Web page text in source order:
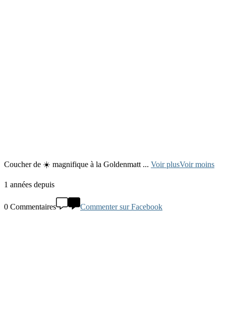
Coucher de ☀️ magnifique à la Goldenmatt ... Voir plusVoir moins
1 années depuis
0 Commentaires Commenter sur Facebook